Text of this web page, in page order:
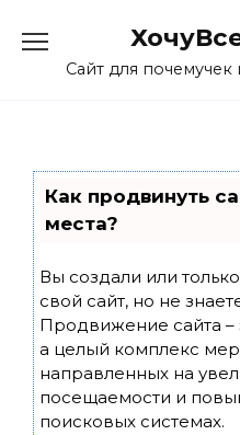
contentСайт для
Как продвинуть
места?
Вы создали или
свой сайт, но не
Продвижение сайта –
а целый комплекс
направленных на
посещаемости и
поисковых системах.